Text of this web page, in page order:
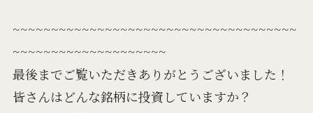
~~~~~~~~~~~~~~~~~~~~~~~~~~~~~~~~~~~~~
~~~~~~~~~~~~~~~~~~~~
最後までご覧いただきありがとうございました！
皆さんはどんな銘柄に投資していますか？